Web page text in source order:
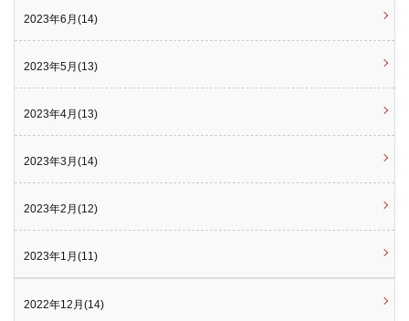
2023年6月(14)
2023年5月(13)
2023年4月(13)
2023年3月(14)
2023年2月(12)
2023年1月(11)
2022年12月(14)